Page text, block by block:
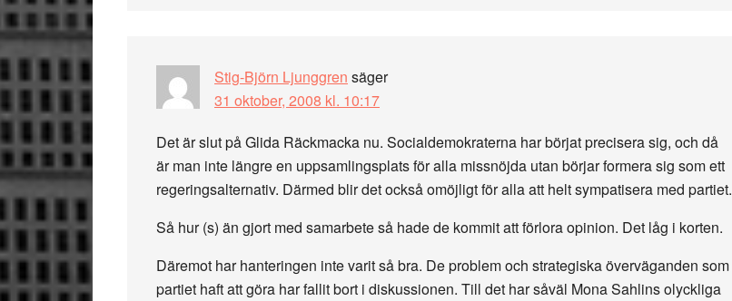
Stig-Björn Ljunggren säger
31 oktober, 2008 kl. 10:17
Det är slut på Glida Räckmacka nu. Socialdemokraterna har börjat precisera sig, och då
är man inte längre en uppsamlingsplats för alla missnöjda utan börjar formera sig som ett
regeringsalternativ. Därmed blir det också omöjligt för alla att helt sympatisera med partiet.
Så hur (s) än gjort med samarbete så hade de kommit att förlora opinion. Det låg i korten.
Däremot har hanteringen inte varit så bra. De problem och strategiska överväganden som
partiet haft att göra har fallit bort i diskussionen. Till det har såväl Mona Sahlins olyckliga